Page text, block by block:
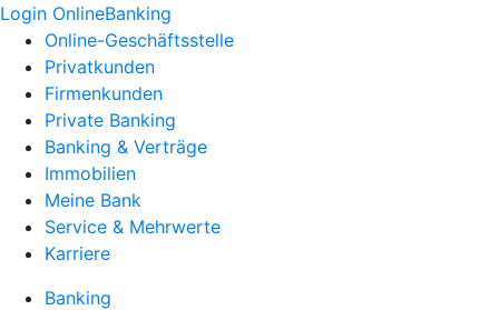
Login OnlineBanking
Online-Geschäftsstelle
Privatkunden
Firmenkunden
Private Banking
Banking & Verträge
Immobilien
Meine Bank
Service & Mehrwerte
Karriere
Banking